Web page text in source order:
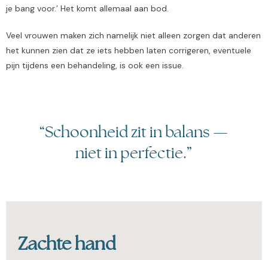
je bang voor.’ Het komt allemaal aan bod.
Veel vrouwen maken zich namelijk niet alleen zorgen dat anderen
het kunnen zien dat ze iets hebben laten corrigeren, eventuele
pijn tijdens een behandeling, is ook een issue.
“Schoonheid zit in balans —
niet in perfectie.”
Zachte hand